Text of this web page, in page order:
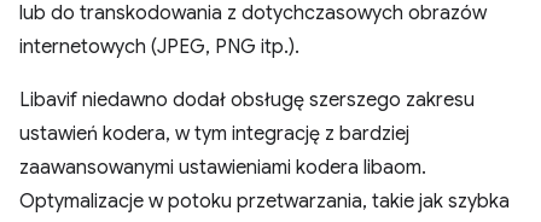
lub do transkodowania z dotychczasowych obrazów
internetowych (JPEG, PNG itp.).
Libavif niedawno dodał obsługę szerszego zakresu
ustawień kodera, w tym integrację z bardziej
zaawansowanymi ustawieniami kodera libaom.
Optymalizacje w potoku przetwarzania, takie jak szybka